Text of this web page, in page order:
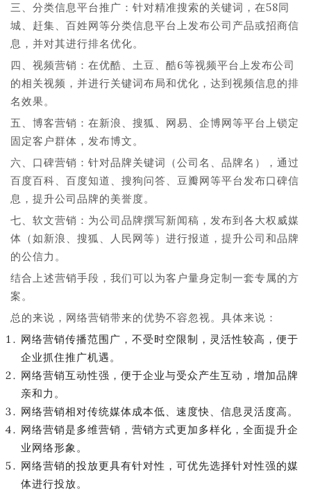
三、分类信息平台推广：针对精准搜索的关键词，在58同
城、赶集、百姓网等分类信息平台上发布公司产品或招商信
息，并对其进行排名优化。
四、视频营销：在优酷、土豆、酷6等视频平台上发布公司
的相关视频，并进行关键词布局和优化，达到视频信息的排
名效果。
五、博客营销：在新浪、搜狐、网易、企博网等平台上锁定
固定客户群体，发布博文。
六、口碑营销：针对品牌关键词（公司名、品牌名），通过
百度百科、百度知道、搜狗问答、豆瓣网等平台发布口碑信
息，提升公司品牌的美誉度。
七、软文营销：为公司品牌撰写新闻稿，发布到各大权威媒
体（如新浪、搜狐、人民网等）进行报道，提升公司和品牌
的公信力。
结合上述营销手段，我们可以为客户量身定制一套专属的方
案。
总的来说，网络营销带来的优势不容忽视。具体来说：
网络营销传播范围广，不受时空限制，灵活性较高，便于
企业抓住推广机遇。
网络营销互动性强，便于企业与受众产生互动，增加品牌
亲和力。
网络营销相对传统媒体成本低、速度快、信息灵活度高。
网络营销是多维营销，营销方式更加多样化，全面提升企
业网络形象。
网络营销的投放更具有针对性，可优先选择针对性强的媒
体进行投放。